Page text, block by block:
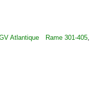
Atlantique Rame 301-405,